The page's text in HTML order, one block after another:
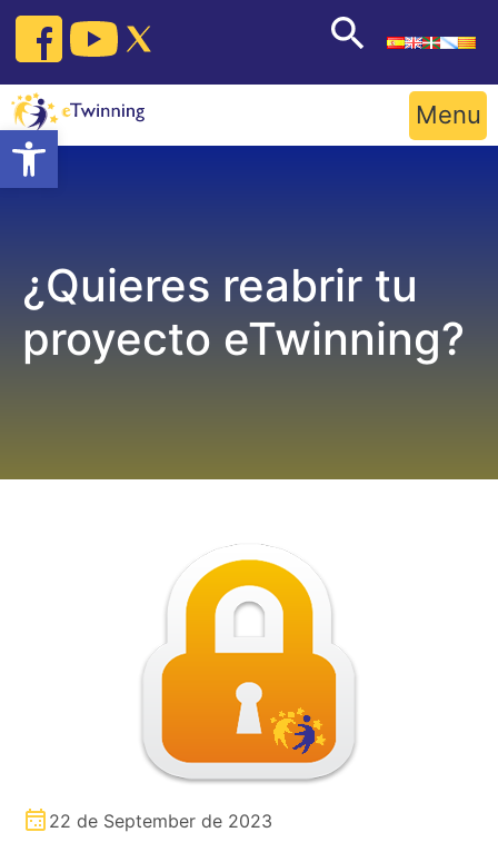
Open toolbar
Skip
content
Menu
¿Quieres reabrir tu
proyecto eTwinning?
22 de September de 2023